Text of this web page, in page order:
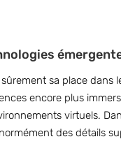
sa place
encore plus
virtuels.
des détails